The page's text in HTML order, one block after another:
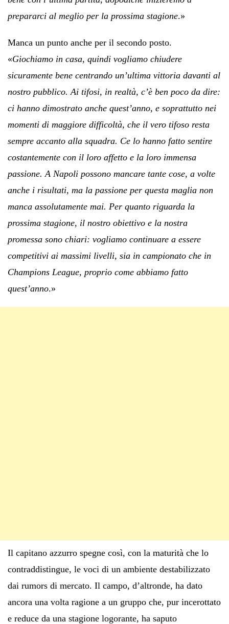
prepararci al meglio per la prossima stagione.»
Manca un punto anche per il secondo posto.
«Giochiamo in casa, quindi vogliamo chiudere
sicuramente bene centrando un’ultima vittoria davanti al
nostro pubblico. Ai tifosi, in realtà, c’è ben poco da dire:
ci hanno dimostrato anche quest’anno, e soprattutto nei
momenti di maggiore difficoltà, che il vero tifoso resta
sempre accanto alla squadra. Ce lo hanno fatto sentire
costantemente con il loro affetto e la loro immensa
passione. A Napoli possono mancare tante cose, a volte
anche i risultati, ma la passione per questa maglia non
manca assolutamente mai. Per quanto riguarda la
prossima stagione, il nostro obiettivo e la nostra
promessa sono chiari: vogliamo continuare a essere
competitivi ai massimi livelli, sia in campionato che in
Champions League, proprio come abbiamo fatto
quest’anno.»
Il capitano azzurro spegne così, con la maturità che lo
contraddistingue, le voci di un ambiente destabilizzato
dai rumors di mercato. Il campo, d’altronde, ha dato
ancora una volta ragione a un gruppo che, pur incerottato
e reduce da una stagione logorante, ha saputo